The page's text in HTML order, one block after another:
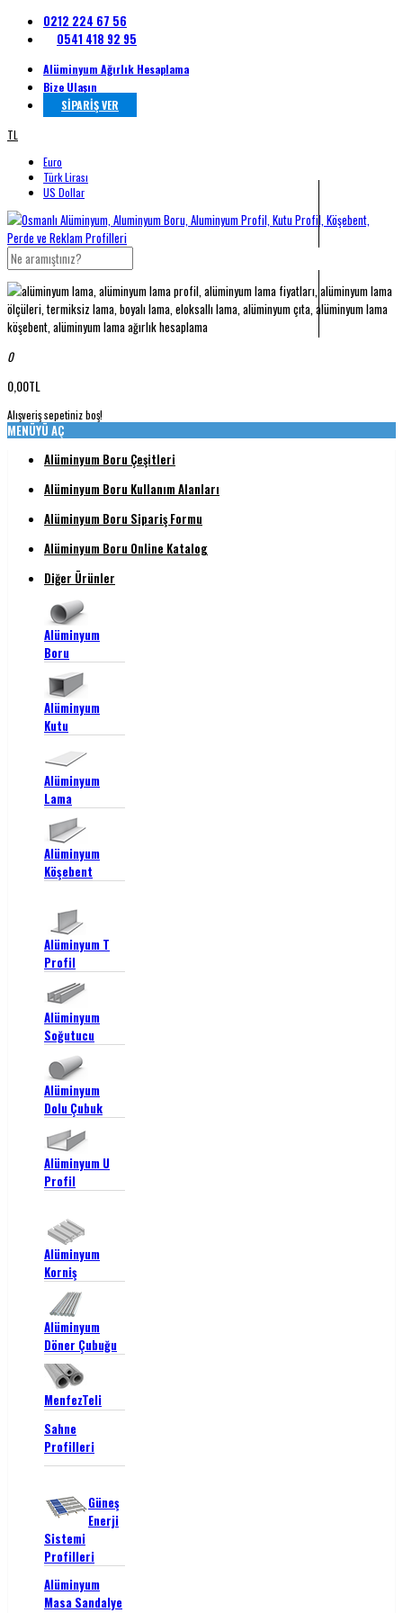
0212 224 67 56
0541 418 92 95
Alüminyum Ağırlık Hesaplama
Bize Ulaşın
SİPARİŞ VER
TL
Euro
Türk Lirası
US Dollar
0
0,00TL
Alışveriş sepetiniz boş!
MENÜYÜ AÇ
Alüminyum Boru Çeşitleri
Alüminyum Boru Kullanım Alanları
Alüminyum Boru Sipariş Formu
Alüminyum Boru Online Katalog
Diğer Ürünler
Alüminyum
Boru
Alüminyum
Kutu
Alüminyum
Lama
Alüminyum
Köşebent
Alüminyum T
Profil
Alüminyum
Soğutucu
Alüminyum
Dolu Çubuk
Alüminyum U
Profil
Alüminyum
Korniş
Alüminyum
Döner Çubuğu
MenfezTeli
Sahne
Profilleri
Güneş
Enerji
Sistemi
Profilleri
Alüminyum
Masa Sandalye